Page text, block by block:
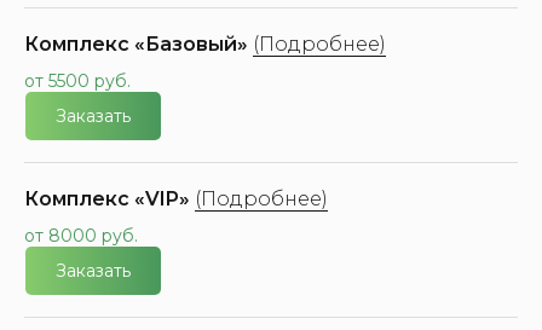
Комплекс «Базовый» (Подробнее)
от 5500 руб.
Заказать
Комплекс «VIP» (Подробнее)
от 8000 руб.
Заказать